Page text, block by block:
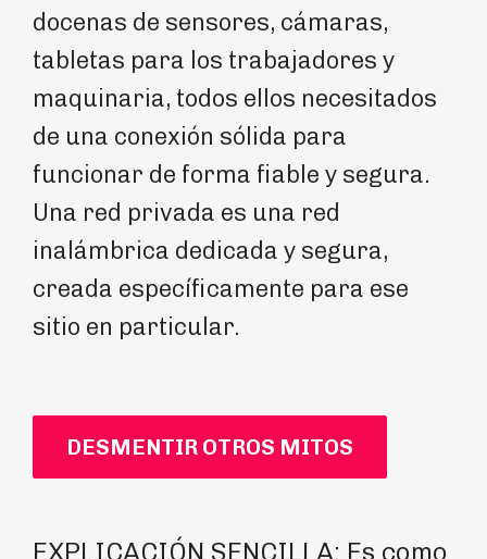
docenas de sensores, cámaras,
tabletas para los trabajadores y
maquinaria, todos ellos necesitados
de una conexión sólida para
funcionar de forma fiable y segura.
Una red privada es una red
inalámbrica dedicada y segura,
creada específicamente para ese
sitio en particular.
DESMENTIR OTROS MITOS
EXPLICACIÓN SENCILLA: Es como